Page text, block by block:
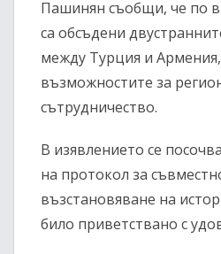
Пашинян съобщи, че по
са обсъдени
между Турция и
възможностите за
сътрудничество.
В изявлението се
на протокол за
възстановяване на
било приветствано с